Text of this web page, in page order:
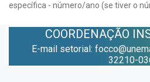
específica - número/ano (se tiver o
COORDENAÇÃO
E-mail setorial:
32210-